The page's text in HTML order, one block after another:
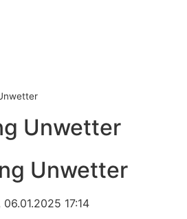
Unwetter
Unwetter
17:14